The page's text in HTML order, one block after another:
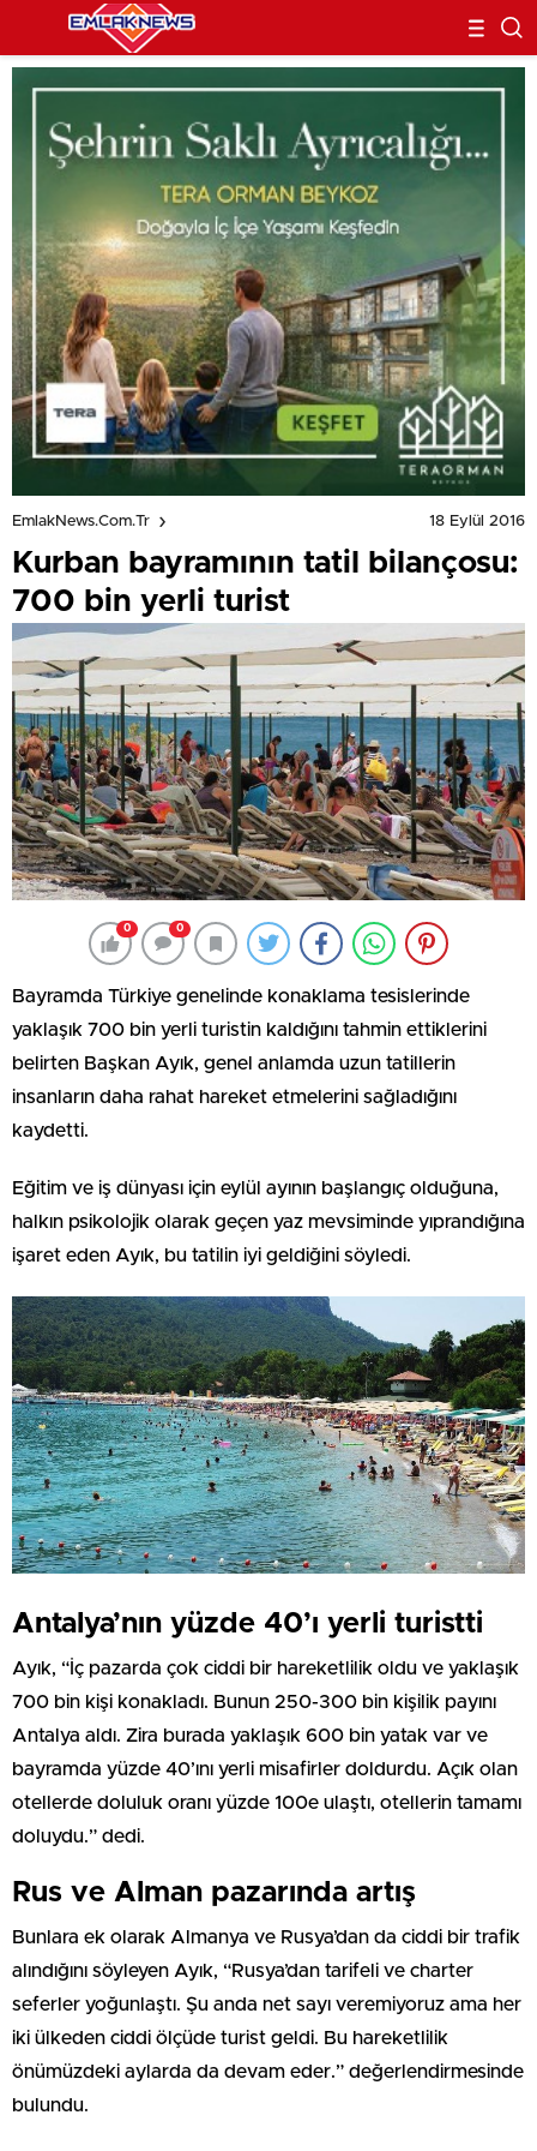
EmlakNews.com.tr 18 Eylül 2016
Kurban bayramının tatil bilançosu:
700 bin yerli turist
0 0
Bayramda Türkiye genelinde konaklama tesislerinde
yaklaşık 700 bin yerli turistin kaldığını tahmin ettiklerini
belirten Başkan Ayık, genel anlamda uzun tatillerin
insanların daha rahat hareket etmelerini sağladığını
kaydetti.
Eğitim ve iş dünyası için eylül ayının başlangıç olduğuna,
halkın psikolojik olarak geçen yaz mevsiminde yıprandığına
işaret eden Ayık, bu tatilin iyi geldiğini söyledi.
Antalya’nın yüzde 40’ı yerli turistti
Ayık, “İç pazarda çok ciddi bir hareketlilik oldu ve yaklaşık
700 bin kişi konakladı. Bunun 250-300 bin kişilik payını
Antalya aldı. Zira burada yaklaşık 600 bin yatak var ve
bayramda yüzde 40’ını yerli misafirler doldurdu. Açık olan
otellerde doluluk oranı yüzde 100e ulaştı, otellerin tamamı
doluydu.” dedi.
Rus ve Alman pazarında artış
Bunlara ek olarak Almanya ve Rusya’dan da ciddi bir trafik
alındığını söyleyen Ayık, “Rusya’dan tarifeli ve charter
seferler yoğunlaştı. Şu anda net sayı veremiyoruz ama her
iki ülkeden ciddi ölçüde turist geldi. Bu hareketlilik
önümüzdeki aylarda da devam eder.” değerlendirmesinde
bulundu.